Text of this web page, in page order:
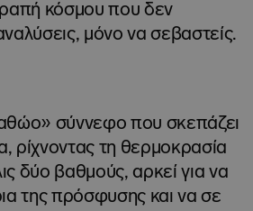
κόσμου που δεν
μόνο να σεβαστείς.
σύννεφο που σκεπάζει
ρίχνοντας τη θερμοκρασία
δύο βαθμούς, αρκεί για να
της πρόσφυσης και να σε